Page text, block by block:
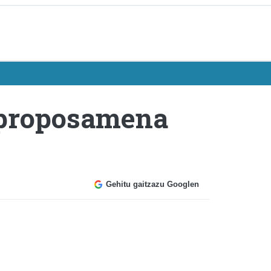
Gehitu gaitzazu Googlen